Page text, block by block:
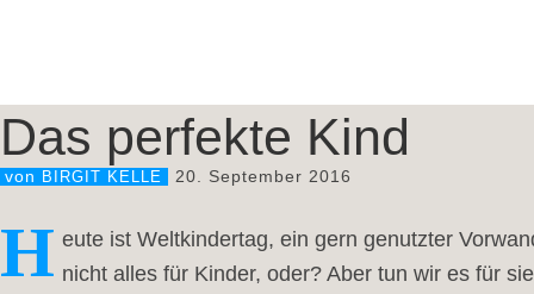
Das perfekte Kind
von BIRGIT KELLE 20. September 2016
H eute ist Weltkindertag, ein gern genutzter
nicht alles für Kinder, oder? Aber tun wir es für